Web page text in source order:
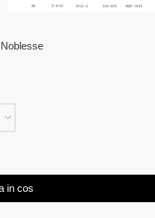
in cos